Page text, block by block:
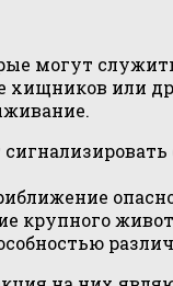
могут
или
крупного